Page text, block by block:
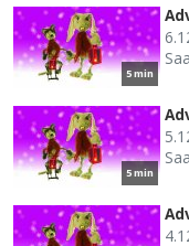
5 min
5 min